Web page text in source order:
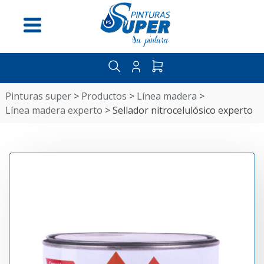
Menú
Distribuidores
Categorías
pinturas super> productos > línea madera >
línea madera experto > sellador nitrocelulósico experto